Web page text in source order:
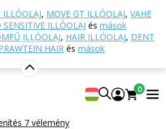
, MOVE GT ILLÓOLAJ, VAHE
ILLÓOLAJ és mások
ILLÓOLAJ, HAIR ILLÓOLAJ, DENT
HAIR és mások
0
Webáruház
Természetes
Ajakbalzsamok
BIO
Love BIO
7 vélemény